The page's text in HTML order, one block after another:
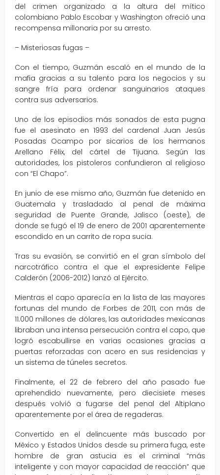
del crimen organizado a la altura del mítico
colombiano Pablo Escobar y Washington ofreció una
recompensa millonaria por su arresto.
– Misteriosas fugas –
Con el tiempo, Guzmán escaló en el mundo de la
mafia gracias a su talento para los negocios y su
sangre fría para ordenar sanguinarios ataques
contra sus adversarios.
Uno de los episodios más sonados de esta pugna
fue el asesinato en 1993 del cardenal Juan Jesús
Posadas Ocampo por sicarios de los hermanos
Arellano Félix, del cártel de Tijuana. Según las
autoridades, los pistoleros confundieron al religioso
con “El Chapo”.
En junio de ese mismo año, Guzmán fue detenido en
Guatemala y trasladado al penal de máxima
seguridad de Puente Grande, Jalisco (oeste), de
donde se fugó el 19 de enero de 2001 aparentemente
escondido en un carrito de ropa sucia.
Tras su evasión, se convirtió en el gran símbolo del
narcotráfico contra el que el expresidente Felipe
Calderón (2006-2012) lanzó al Ejército.
Mientras el capo aparecía en la lista de las mayores
fortunas del mundo de Forbes de 2011, con más de
11.000 millones de dólares, las autoridades mexicanas
libraban una intensa persecución contra el capo, que
logró escabullirse en varias ocasiones gracias a
puertas reforzadas con acero en sus residencias y
un sistema de túneles secretos.
Finalmente, el 22 de febrero del año pasado fue
aprehendido nuevamente, pero diecisiete meses
después volvió a fugarse del penal del Altiplano
aparentemente por el área de regaderas.
Convertido en el delincuente más buscado por
México y Estados Unidos desde su primera fuga, este
hombre de gran astucia es el criminal “más
inteligente y con mayor capacidad de reacción” que